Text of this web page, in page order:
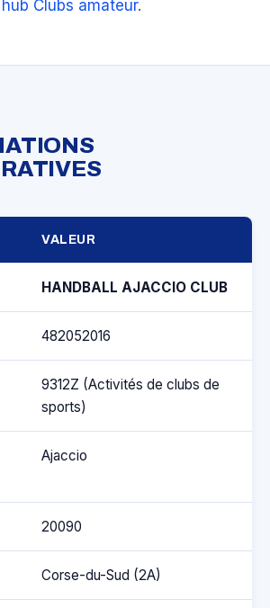
hub Clubs amateur.
VALEUR
HANDBALL AJACCIO CLUB
482052016
9312Z (Activités de clubs de
sports)
Ajaccio
20090
Corse-du-Sud (2A)